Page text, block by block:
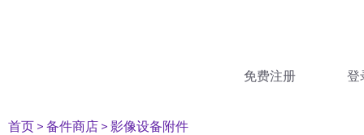
免费注册 登
首页 > 备件商店 > 影像设备附件